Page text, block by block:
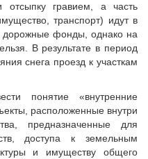
гравием, а часть
транспорт) идут в
дорожные фонды, однако на
В результате в период
снега проезд к участкам
понятие «внутренние
расположенные внутри
предназначенные для
доступа к земельным
и имуществу общего